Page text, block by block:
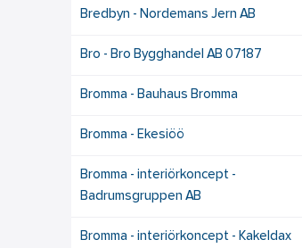
Bredbyn - Nordemans Jern AB
Bro - Bro Bygghandel AB 07187
Bromma - Bauhaus Bromma
Bromma - Ekesiöö
Bromma - interiörkoncept -
Badrumsgruppen AB
Bromma - interiörkoncept - Kakeldax